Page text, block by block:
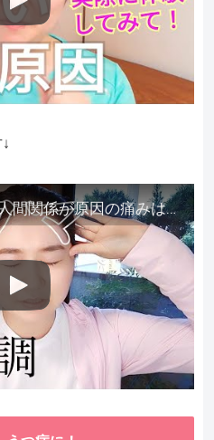
【知らないと苦しむ】人間関係が原因の痛みはトラウマ解除が必須。病院に行っても原因不明で治らない不調はこれをしてからケアしてみてください。